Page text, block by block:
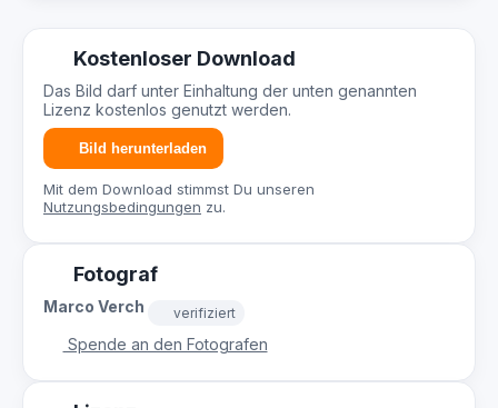
Kostenloser Download
Das Bild darf unter Einhaltung der unten genannten
Lizenz kostenlos genutzt werden.
Bild herunterladen
Mit dem Download stimmst Du unseren
Nutzungsbedingungen zu.
Fotograf
Marco Verch verifiziert
Spende an den Fotografen